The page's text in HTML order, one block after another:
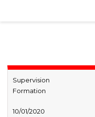
Supervision
Formation
10/01/2020